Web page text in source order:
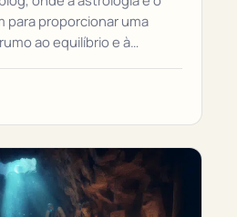
proporcionar uma
ao equilíbrio e à…